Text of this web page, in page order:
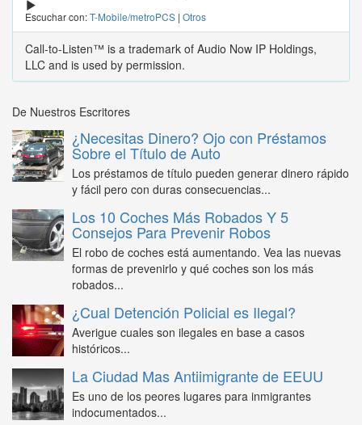
Escuchar con:T-Mobile/metroPCS | Otros
Call-to-Listen™ is a trademark of Audio Now IP Holdings,
LLC and is used by permission.
De Nuestros Escritores
¿Necesitas Dinero? Ojo con Préstamos
Sobre el Título de Auto
Los préstamos de título pueden generar dinero rápido
y fácil pero con duras consecuencias...
Los 10 Coches Más Robados Y 5
Consejos Para Prevenir Robos
El robo de coches está aumentando. Vea las nuevas
formas de prevenirlo y qué coches son los más
robados...
¿Cual Detención Policial es Ilegal?
Averigue cuales son ilegales en base a casos
históricos...
La Ciudad Mas Antiimigrante de EEUU
Es uno de los peores lugares para inmigrantes
indocumentados...